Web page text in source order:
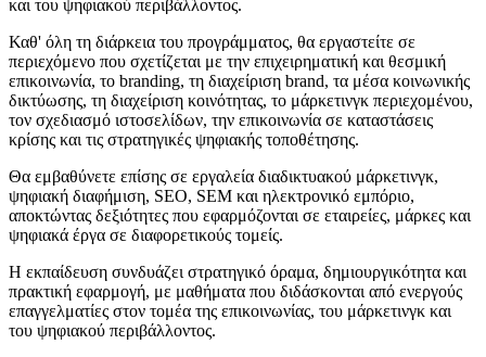
και του ψηφιακού περιβάλλοντος.
Καθ' όλη τη διάρκεια του προγράμματος, θα εργαστείτε σε
περιεχόμενο που σχετίζεται με την επιχειρηματική και θεσμική
επικοινωνία, το branding, τη διαχείριση brand, τα μέσα κοινωνικής
δικτύωσης, τη διαχείριση κοινότητας, το μάρκετινγκ περιεχομένου,
τον σχεδιασμό ιστοσελίδων, την επικοινωνία σε καταστάσεις
κρίσης και τις στρατηγικές ψηφιακής τοποθέτησης.
Θα εμβαθύνετε επίσης σε εργαλεία διαδικτυακού μάρκετινγκ,
ψηφιακή διαφήμιση, SEO, SEM και ηλεκτρονικό εμπόριο,
αποκτώντας δεξιότητες που εφαρμόζονται σε εταιρείες, μάρκες και
ψηφιακά έργα σε διαφορετικούς τομείς.
Η εκπαίδευση συνδυάζει στρατηγικό όραμα, δημιουργικότητα και
πρακτική εφαρμογή, με μαθήματα που διδάσκονται από ενεργούς
επαγγελματίες στον τομέα της επικοινωνίας, του μάρκετινγκ και
του ψηφιακού περιβάλλοντος.